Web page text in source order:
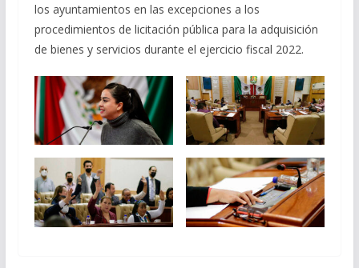
los ayuntamientos en las excepciones a los
procedimientos de licitación pública para la adquisición
de bienes y servicios durante el ejercicio fiscal 2022.